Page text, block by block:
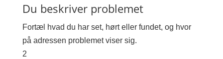
Du beskriver problemet
Fortæl hvad du har set, hørt eller fundet, og hvor
på adressen problemet viser sig.
2